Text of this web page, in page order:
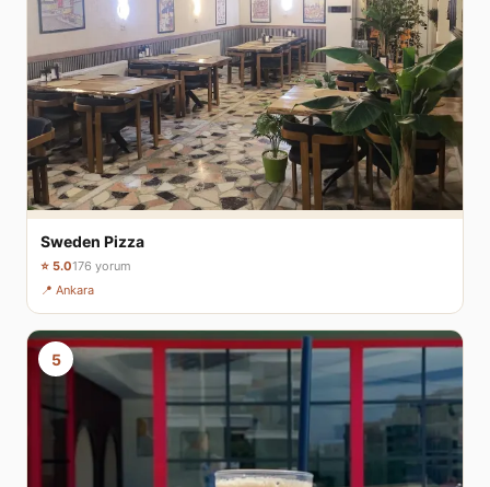
Sweden Pizza
⭐ 5.0176 yorum
📍 Ankara
5